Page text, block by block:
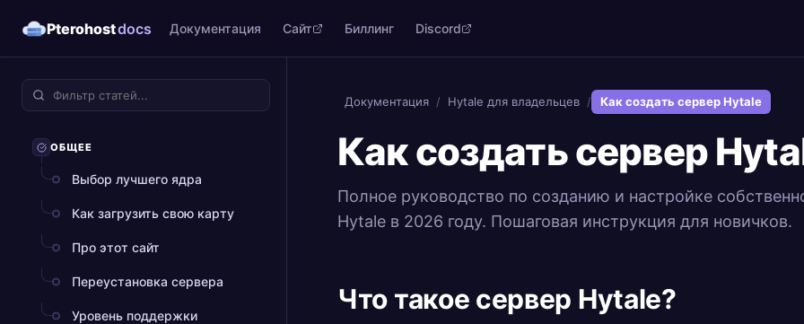
Pterohostdocs Документация Сайт Биллинг Discord
ОБЩЕЕ
Выбор лучшего ядра
Как загрузить свою карту
Про этот сайт
Переустановка сервера
Уровень поддержки
Документация / Hytale для владельцев / Как создать сервер Hytale
Как создать сервер
Полное руководство по созданию и настройке
Hytale в 2026 году. Пошаговая инструкция для новичков.
Что такое сервер Hytale?